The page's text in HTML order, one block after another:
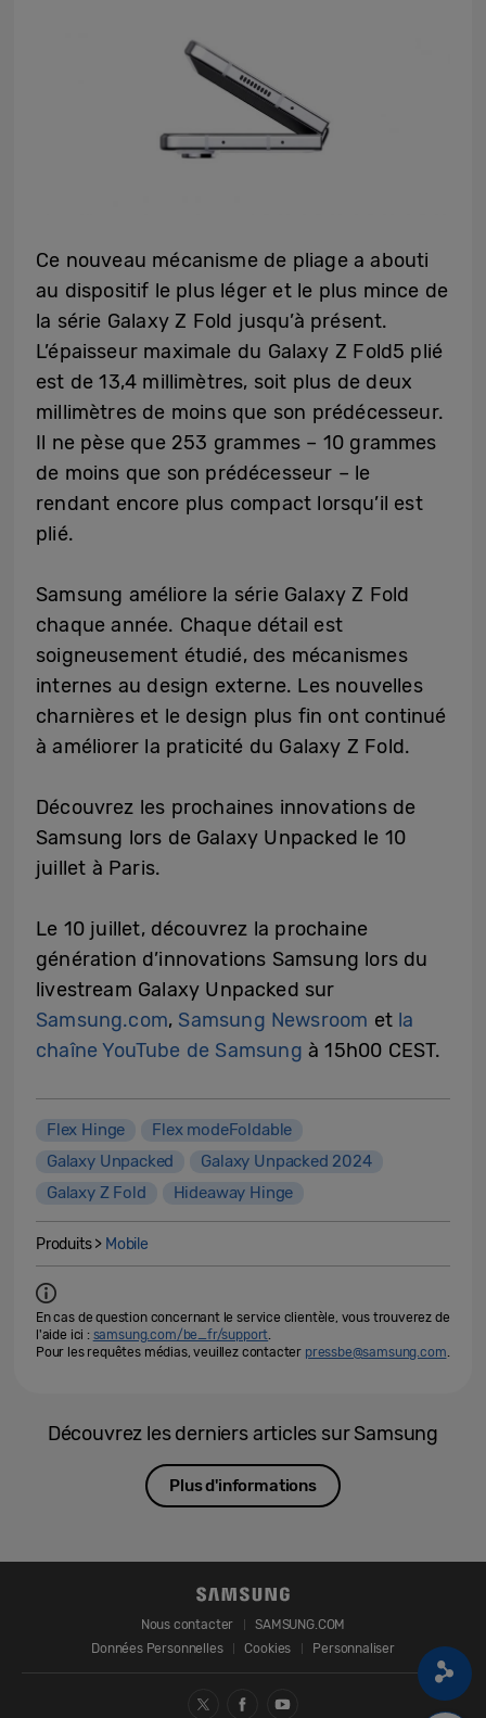
Ce nouveau mécanisme de pliage a abouti
au dispositif le plus léger et le plus mince de
la série Galaxy Z Fold jusqu’à présent.
L’épaisseur maximale du Galaxy Z Fold5 plié
est de 13,4 millimètres, soit plus de deux
millimètres de moins que son prédécesseur.
Il ne pèse que 253 grammes – 10 grammes
de moins que son prédécesseur – le
rendant encore plus compact lorsqu’il est
plié.
Samsung améliore la série Galaxy Z Fold
chaque année. Chaque détail est
soigneusement étudié, des mécanismes
internes au design externe. Les nouvelles
charnières et le design plus fin ont continué
à améliorer la praticité du Galaxy Z Fold.
Découvrez les prochaines innovations de
Samsung lors de Galaxy Unpacked le 10
juillet à Paris.
Le 10 juillet, découvrez la prochaine
génération d’innovations Samsung lors du
livestream Galaxy Unpacked sur
Samsung.com, Samsung Newsroom et la
chaîne YouTube de Samsung à 15h00 CEST.
Flex Hinge
Flex modeFoldable
Galaxy Unpacked
Galaxy Unpacked 2024
Galaxy Z Fold
Hideaway Hinge
Produits > Mobile
En cas de question concernant le service clientèle, vous trouverez de
l'aide ici : samsung.com/be_fr/support.
Pour les requêtes médias, veuillez contacter pressbe@samsung.com.
Découvrez les derniers articles sur Samsung
Plus d'informations
Nous contacter
SAMSUNG.COM
Données Personnelles
Cookies Personnaliser